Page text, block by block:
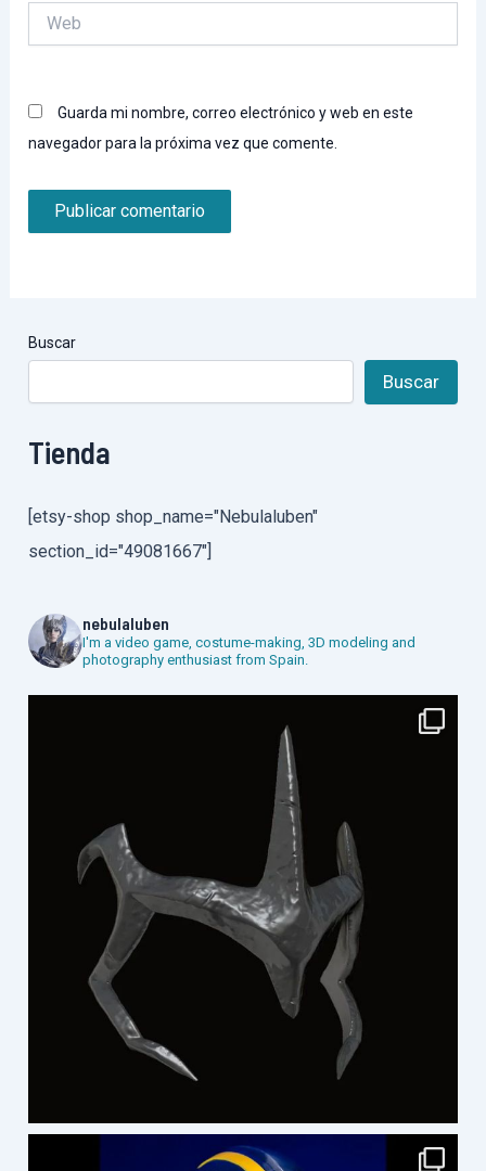
Guarda mi nombre, correo electrónico y web en este
navegador para la próxima vez que comente.
Buscar
Buscar
Tienda
[etsy-shop shop_name="Nebulaluben"
section_id="49081667"]
nebulaluben
I'm a video game, costume-making, 3D modeling and
photography enthusiast from Spain.